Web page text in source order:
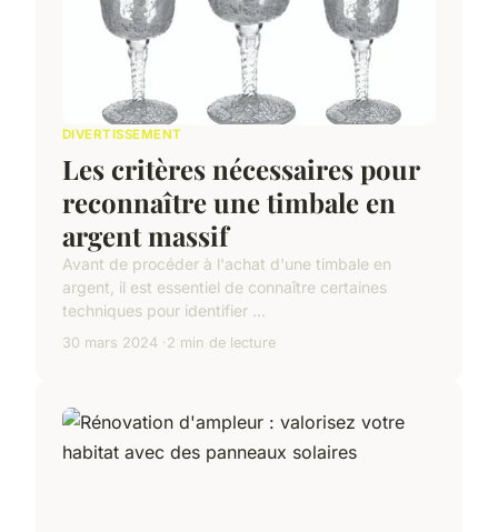
DIVERTISSEMENT
Les critères nécessaires pour
reconnaître une timbale en
argent massif
Avant de procéder à l'achat d'une timbale en
argent, il est essentiel de connaître certaines
techniques pour identifier ...
30 mars 2024 2 min de lecture